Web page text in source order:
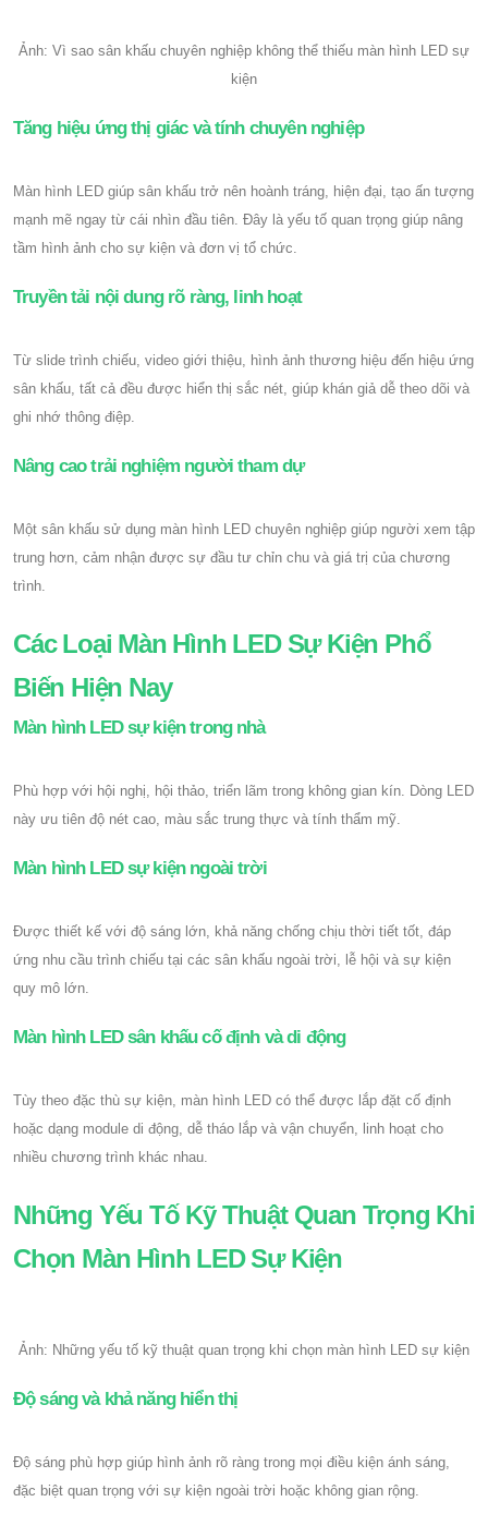
Ảnh: Vì sao sân khấu chuyên nghiệp không thể thiếu màn hình LED sự
kiện
Tăng hiệu ứng thị giác và tính chuyên nghiệp
Màn hình LED giúp sân khấu trở nên hoành tráng, hiện đại, tạo ấn tượng
mạnh mẽ ngay từ cái nhìn đầu tiên. Đây là yếu tố quan trọng giúp nâng
tầm hình ảnh cho sự kiện và đơn vị tổ chức.
Truyền tải nội dung rõ ràng, linh hoạt
Từ slide trình chiếu, video giới thiệu, hình ảnh thương hiệu đến hiệu ứng
sân khấu, tất cả đều được hiển thị sắc nét, giúp khán giả dễ theo dõi và
ghi nhớ thông điệp.
Nâng cao trải nghiệm người tham dự
Một sân khấu sử dụng màn hình LED chuyên nghiệp giúp người xem tập
trung hơn, cảm nhận được sự đầu tư chỉn chu và giá trị của chương
trình.
Các Loại Màn Hình LED Sự Kiện Phổ
Biến Hiện Nay
Màn hình LED sự kiện trong nhà
Phù hợp với hội nghị, hội thảo, triển lãm trong không gian kín. Dòng LED
này ưu tiên độ nét cao, màu sắc trung thực và tính thẩm mỹ.
Màn hình LED sự kiện ngoài trời
Được thiết kế với độ sáng lớn, khả năng chống chịu thời tiết tốt, đáp
ứng nhu cầu trình chiếu tại các sân khấu ngoài trời, lễ hội và sự kiện
quy mô lớn.
Màn hình LED sân khấu cố định và di động
Tùy theo đặc thù sự kiện, màn hình LED có thể được lắp đặt cố định
hoặc dạng module di động, dễ tháo lắp và vận chuyển, linh hoạt cho
nhiều chương trình khác nhau.
Những Yếu Tố Kỹ Thuật Quan Trọng Khi
Chọn Màn Hình LED Sự Kiện
Ảnh: Những yếu tố kỹ thuật quan trọng khi chọn màn hình LED sự kiện
Độ sáng và khả năng hiển thị
Độ sáng phù hợp giúp hình ảnh rõ ràng trong mọi điều kiện ánh sáng,
đặc biệt quan trọng với sự kiện ngoài trời hoặc không gian rộng.